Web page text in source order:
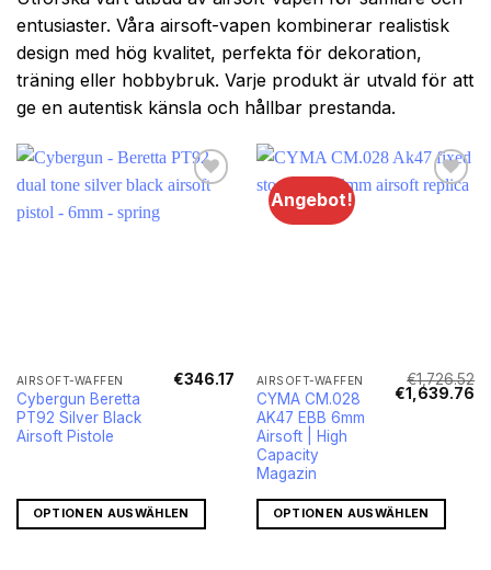
entusiaster. Våra airsoft-vapen kombinerar realistisk
design med hög kvalitet, perfekta för dekoration,
träning eller hobbybruk. Varje produkt är utvald för att
ge en autentisk känsla och hållbar prestanda.
AIRSOFT-WAFFEN
Cybergun Beretta
PT92 Silver Black
Airsoft Pistole
€346.17
OPTIONEN AUSWÄHLEN
Angebot!
AIRSOFT-WAFFEN
CYMA CM.028
AK47 EBB 6mm
Airsoft | High
Capacity
Magazin
€1,726.52
Preis
€1,639.76
OPTIONEN AUSWÄHLEN